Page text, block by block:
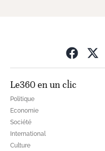
Le360 en un clic
Politique
Economie
Société
International
Culture